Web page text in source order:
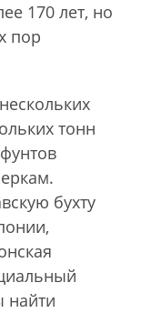
170 лет, но
пор
тонн
бухту
найти